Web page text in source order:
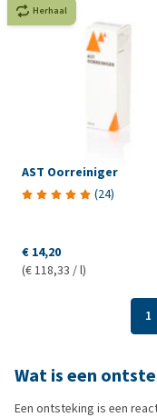
Herhaal
AST Oorreiniger
(24)
€ 14,20
(€ 118,33 / l)
1
Wat is een
Een ontsteking is een